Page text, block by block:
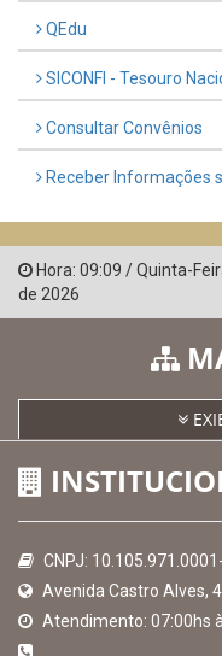
QEdu
SICONFI - Tesouro
Consultar Convênios
Receber Informações
Hora: 09:09 /Quinta-
de 2026
CNPJ:
Avenida Castro Alves,
Atendimento: 07:00hs